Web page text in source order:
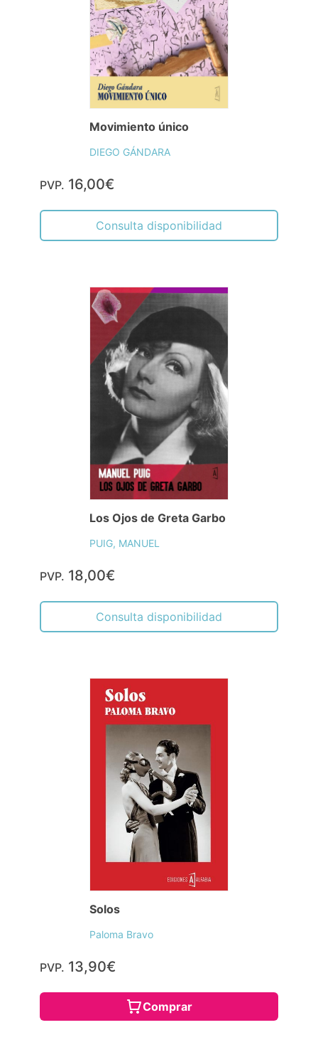
Movimiento único
DIEGO GÁNDARA
PVP. 16,00€
Consulta disponibilidad
Los Ojos de Greta Garbo
PUIG, MANUEL
PVP. 18,00€
Consulta disponibilidad
Solos
Paloma Bravo
PVP. 13,90€
Comprar